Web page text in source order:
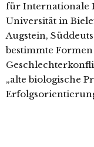
für Internationale
Universität in
Augstein,
bestimmte
„alte biologische